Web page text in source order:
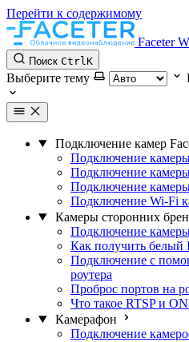
Перейти к содержимому
Faceter
Поиск CtrlK
Выберите тему
Подключение камер
Подключение
Подключение
Подключение
Подключение Wi-Fi
Камеры сторонних
Подключение
Как получить белый
Подключение с
роутера
Проброс портов на
Что такое RTSP и
Камерафон
Подключение